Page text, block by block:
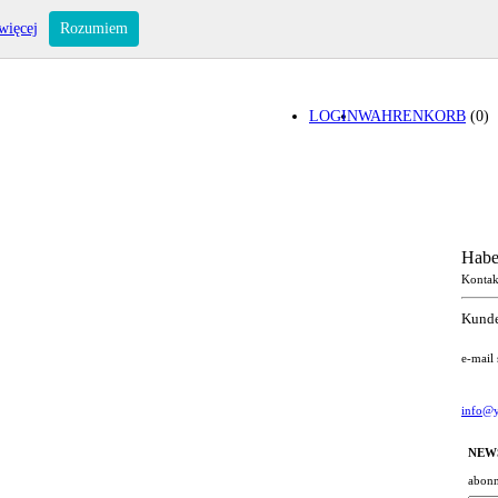
WAHRENKORB (0)
LOGIN
e-mail
Rozumiem